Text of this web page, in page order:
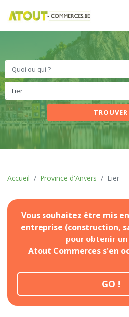
TROUVER
Accueil Province d'Anvers Lier
Vous souhaitez être mis
entreprise (construction,
pour obtenir un
Atout Commerces s'en
GO !